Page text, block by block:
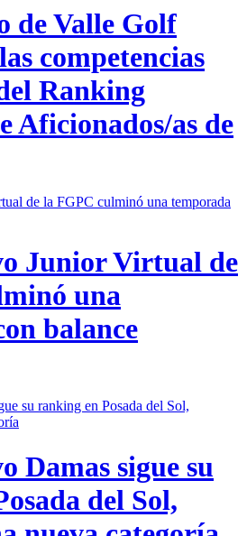
de Valle Golf
competencias
Ranking
Aficionados/as de
Junior Virtual de
una
balance
Damas sigue su
del Sol,